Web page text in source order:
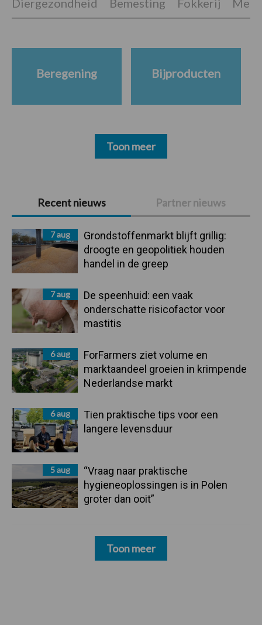
Primaire
Sidebar
Recent nieuws Partner nieuws
7 aug
Grondstoffenmarkt blijft grillig:
droogte en geopolitiek houden
handel in de greep
7 aug
De speenhuid: een vaak
onderschatte risicofactor voor
mastitis
6 aug
ForFarmers ziet volume en
marktaandeel groeien in krimpende
Nederlandse markt
6 aug
Tien praktische tips voor een
langere levensduur
5 aug
“Vraag naar praktische
hygieneoplossingen is in Polen
groter dan ooit”
Toon meer
Diergezondheid Bemesting Fokkerij
Beregening Bijproducten
Toon meer